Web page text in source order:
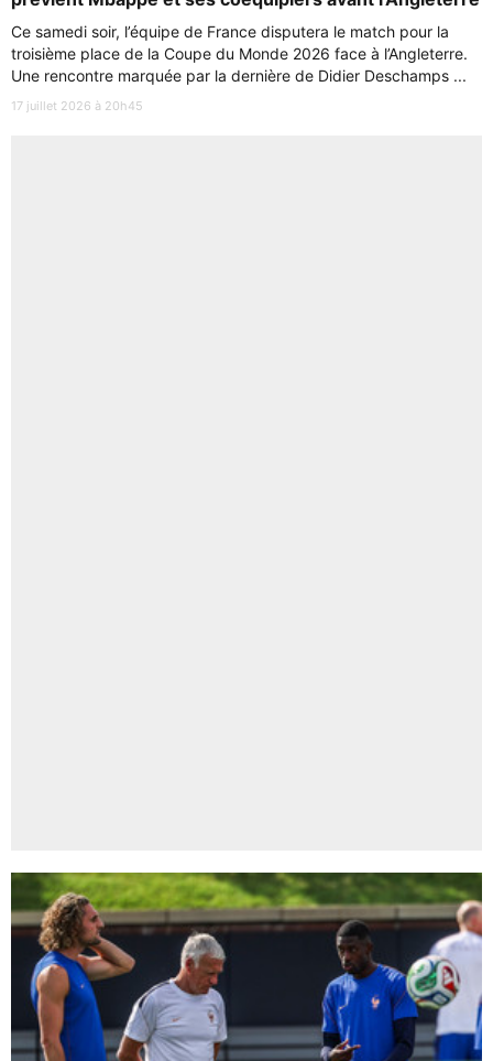
Ce samedi soir, l’équipe de France disputera le match pour la
troisième place de la Coupe du Monde 2026 face à l’Angleterre.
Une rencontre marquée par la dernière de Didier Deschamps ...
17 juillet 2026 à 20h45